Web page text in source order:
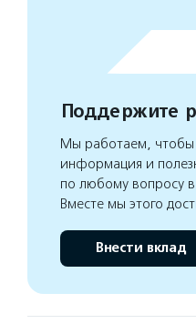
Поддержите
Мы работаем, чтобы
информация и
по любому вопросу
Вместе мы этого
Внести вклад